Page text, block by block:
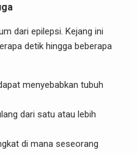
dari epilepsi. Kejang ini
detik hingga beberapa
menyebabkan tubuh
dari satu atau lebih
di mana seseorang